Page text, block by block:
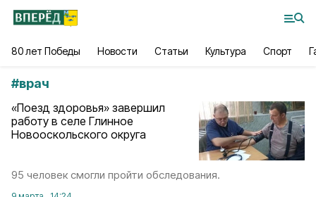
80 лет Победы Новости Статьи Культура Спорт
#врач
«Поезд здоровья» завершил
работу в селе Глинное
Новооскольского округа
95 человек смогли пройти обследования.